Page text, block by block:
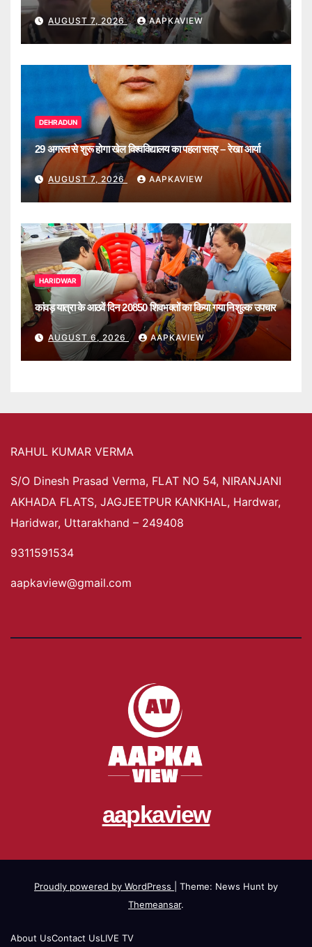
मॉनिटरिंग
AUGUST 7, 2026 AAPKAVIEW
DEHRADUN
29 अगस्त से शुरू होगा खेल विश्वविद्यालय का पहला सत्र – रेखा आर्या
AUGUST 7, 2026 AAPKAVIEW
HARIDWAR
कांवड़ यात्रा के आठवें दिन 20850 शिवभक्तों का किया गया निशुल्क उपचार
AUGUST 6, 2026 AAPKAVIEW
RAHUL KUMAR VERMA
S/O Dinesh Prasad Verma, FLAT NO 54, NIRANJANI
AKHADA FLATS, JAGJEETPUR KANKHAL, Hardwar,
Haridwar, Uttarakhand – 249408
9311591534
aapkaview@gmail.com
aapkaview
Proudly powered by WordPress
Theme: News Hunt by
Themeansar.
About UsContact UsLIVE TV